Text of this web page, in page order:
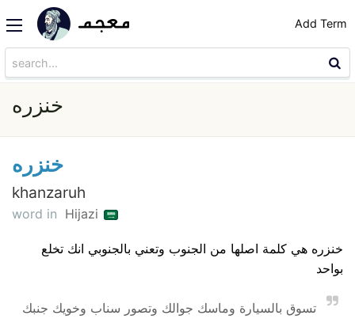
Add Term
خنزره
خنزره
khanzaruh
word in Hijazi
خنزره هي كلمة اصلها من الجنوب وتعني بالجنوبي انك تخلع
بواحد
تسوق بالسيارة وماسك جوالك وتصور سناب وخويك جنبك